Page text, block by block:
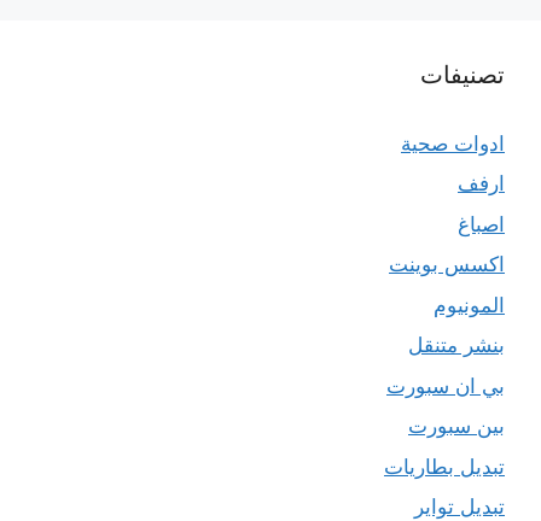
تصنيفات
ادوات صحية
ارفف
اصباغ
اكسس بوينت
المونيوم
بنشر متنقل
بي ان سبورت
بين سبورت
تبديل بطاريات
تبديل تواير